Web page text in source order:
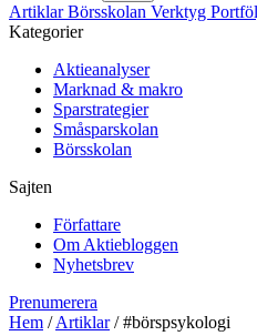
ArtiklarBörsskolan Verktyg
Kategorier
Aktieanalyser
Marknad & makro
Sparstrategier
Småsparskolan
Börsskolan
Sajten
Författare
Om Aktiebloggen
Nyhetsbrev
Prenumerera
Hem / Artiklar / #börspsykologi